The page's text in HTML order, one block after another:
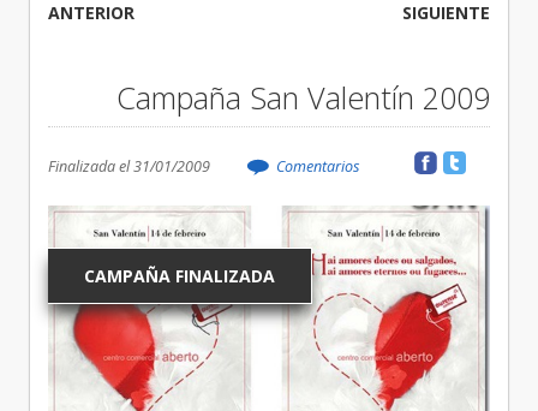
ANTERIOR SIGUIENTE
Campaña San Valentín 2009
Finalizada el 31/01/2009 Comentarios
CAMPAÑA FINALIZADA